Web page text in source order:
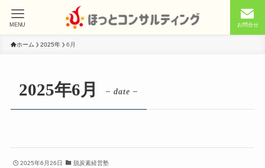
お問合せ
MENU
ホーム 2025年 6月
2025年6月 – date –
2025年6月26日 脱炭素経営塾